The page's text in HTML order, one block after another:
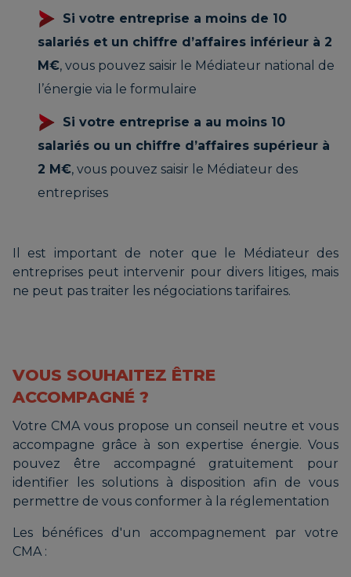
Si votre entreprise a moins de 10
salariés et un chiffre d’affaires inférieur à 2
M€, vous pouvez saisir le Médiateur national de
l’énergie via le formulaire
Si votre entreprise a au moins 10
salariés ou un chiffre d’affaires supérieur à
2 M€, vous pouvez saisir le Médiateur des
entreprises
Il est important de noter que le Médiateur des
entreprises peut intervenir pour divers litiges, mais
ne peut pas traiter les négociations tarifaires.
VOUS SOUHAITEZ ÊTRE
ACCOMPAGNÉ ?
Votre CMA vous propose un conseil neutre et vous
accompagne grâce à son expertise énergie. Vous
pouvez être accompagné gratuitement pour
identifier les solutions à disposition afin de vous
permettre de vous conformer à la réglementation
Les bénéfices d'un accompagnement par votre
CMA :